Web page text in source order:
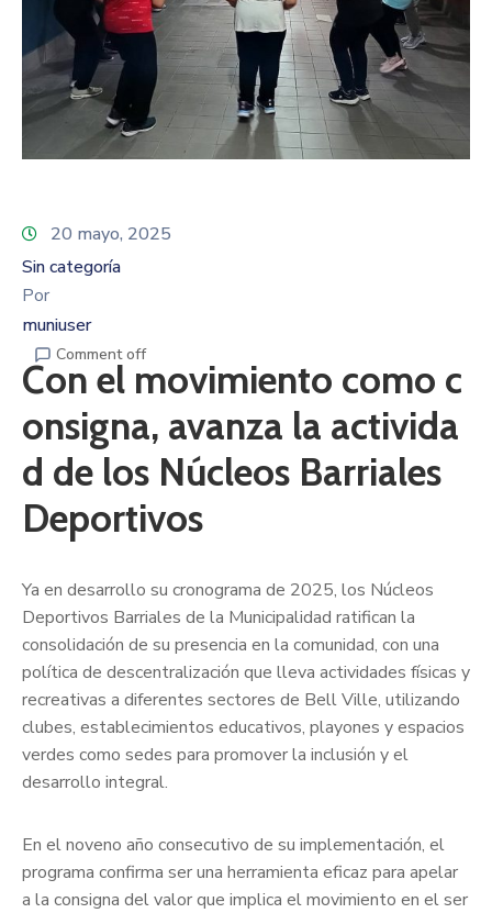
20 mayo, 2025
Sin categoría
Por
muniuser
Comment off
Con el movimiento como c
onsigna, avanza la activida
d de los Núcleos Barriales
Deportivos
Ya en desarrollo su cronograma de 2025, los Núcleos
Deportivos Barriales de la Municipalidad ratifican la
consolidación de su presencia en la comunidad, con una
política de descentralización que lleva actividades físicas y
recreativas a diferentes sectores de Bell Ville, utilizando
clubes, establecimientos educativos, playones y espacios
verdes como sedes para promover la inclusión y el
desarrollo integral.
En el noveno año consecutivo de su implementación, el
programa confirma ser una herramienta eficaz para apelar
a la consigna del valor que implica el movimiento en el ser